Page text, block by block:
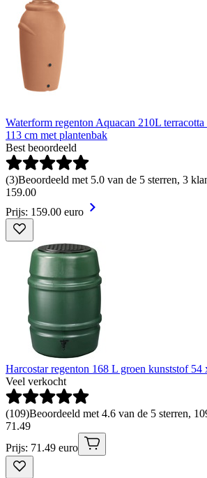
Waterform regenton Aquacan 210L
113 cm met plantenbak
Best beoordeeld
(3)Beoordeeld met 5.0 van de 5 sterren, 3
159.00
Prijs: 159.00 euro
Harcostar regenton 168 L groen kunststof 54
Veel verkocht
(109)Beoordeeld met 4.6 van de 5 sterren,
71 .49
Prijs: 71.49 euro